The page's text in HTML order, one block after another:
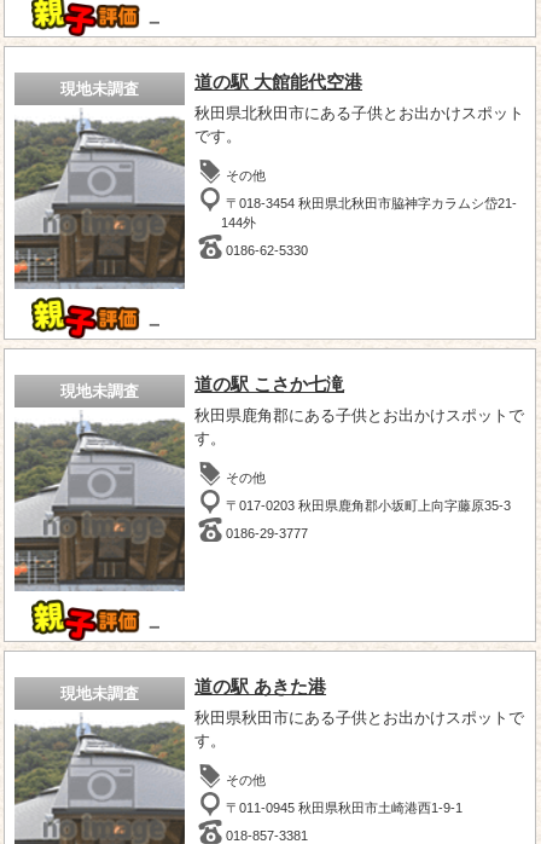
－
現地未調査
－
道の駅 大館能代空港
秋田県北秋田市にある子供とお出かけスポット
です。
その他
〒018-3454 秋田県北秋田市脇神字カラムシ岱21-
144外
0186-62-5330
現地未調査
－
道の駅 こさか七滝
秋田県鹿角郡にある子供とお出かけスポットで
す。
その他
〒017-0203 秋田県鹿角郡小坂町上向字藤原35-3
0186-29-3777
現地未調査 道の駅 あきた港
秋田県秋田市にある子供とお出かけスポットで
す。
その他
〒011-0945 秋田県秋田市土崎港西1-9-1
018-857-3381